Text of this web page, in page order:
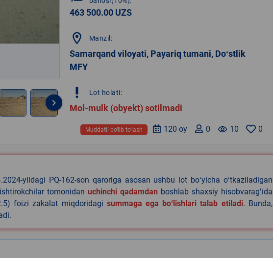
keyboard_arrow_right
463 500.00 UZS
location_on Manzil:
Samarqand viloyati, Payariq tumani, Doʻstlik
MFY
priority_high Lot holati:
Mol-mulk (obyekt) sotilmadi
0
remove_red_eye 10
0
120 oy
Muddatli bo‘lib to‘lash
yildagi PQ-162-son qaroriga asosan ushbu lot boʻyicha oʻtkaziladigan
tomonidan uchinchi qadamdan boshlab shaxsiy hisobvaragʻida
foizi zakalat miqdoridagi summaga ega boʻlishlari talab etiladi. Bunda,